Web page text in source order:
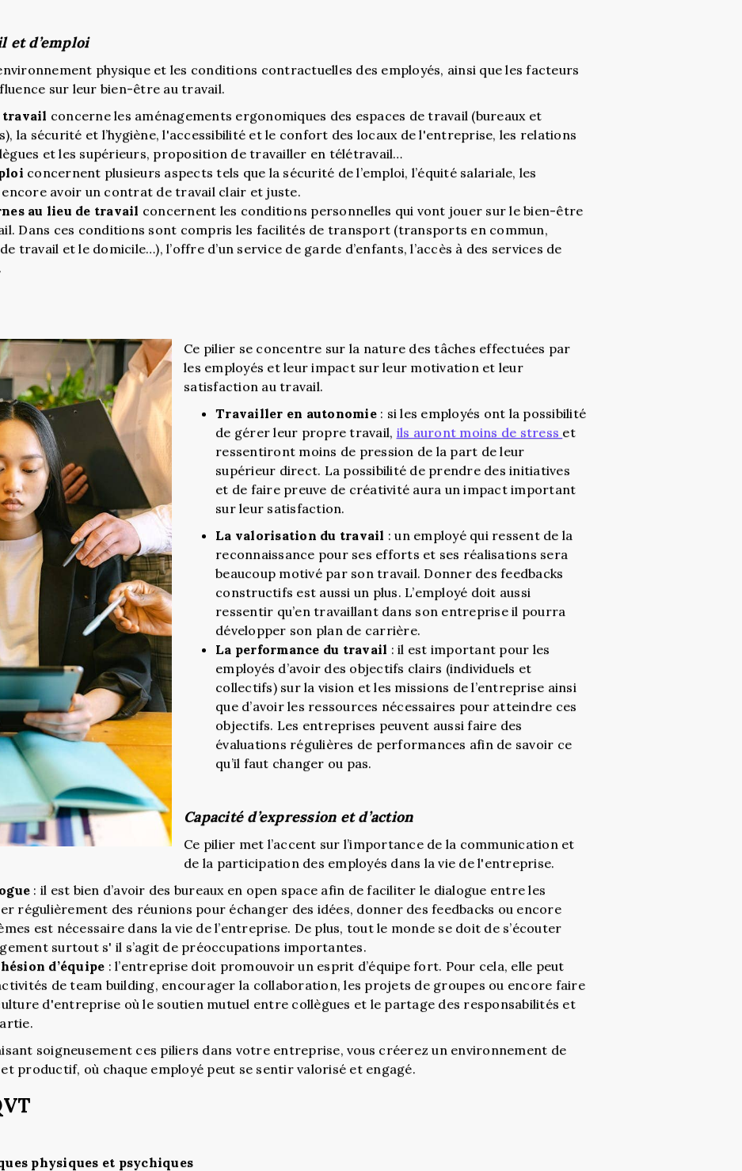
et d’emploi
physique et les conditions contractuelles des employés, ainsi que les facteurs
sur leur bien-être au travail.
travail concerne les aménagements ergonomiques des espaces de travail (bureaux et
la sécurité et l’hygiène, l'accessibilité et le confort des locaux de l'entreprise, les relations
et les supérieurs, proposition de travailler en télétravail…
concernent plusieurs aspects tels que la sécurité de l’emploi, l’équité salariale, les
encore avoir un contrat de travail clair et juste.
au lieu de travail concernent les conditions personnelles qui vont jouer sur le bien-être
Dans ces conditions sont compris les facilités de transport (transports en commun,
travail et le domicile…), l’offre d’un service de garde d’enfants, l’accès à des services de
Ce pilier se concentre sur la nature des tâches effectuées par
les employés et leur impact sur leur motivation et leur
satisfaction au travail.
Travailler en autonomie: si les employés ont la possibilité
de gérer leur propre travail, ils auront moins de stress et
ressentiront moins de pression de la part de leur
supérieur direct. La possibilité de prendre des initiatives
et de faire preuve de créativité aura un impact important
sur leur satisfaction.
La valorisation du travail : un employé qui ressent de la
reconnaissance pour ses efforts et ses réalisations sera
beaucoup motivé par son travail. Donner des feedbacks
constructifs est aussi un plus. L’employé doit aussi
ressentir qu’en travaillant dans son entreprise il pourra
développer son plan de carrière.
La performance du travail : il est important pour les
employés d’avoir des objectifs clairs (individuels et
collectifs) sur la vision et les missions de l’entreprise ainsi
que d’avoir les ressources nécessaires pour atteindre ces
objectifs. Les entreprises peuvent aussi faire des
évaluations régulières de performances afin de savoir ce
qu’il faut changer ou pas.
Capacité d’expression et d’action
Ce pilier met l’accent sur l’importance de la communication et
de la participation des employés dans la vie de l'entreprise.
: il est bien d’avoir des bureaux en open space afin de faciliter le dialogue entre les
régulièrement des réunions pour échanger des idées, donner des feedbacks ou encore
est nécessaire dans la vie de l’entreprise. De plus, tout le monde se doit de s’écouter
surtout s' il s’agit de préoccupations importantes.
d’équipe : l’entreprise doit promouvoir un esprit d’équipe fort. Pour cela, elle peut
de team building, encourager la collaboration, les projets de groupes ou encore faire
d'entreprise où le soutien mutuel entre collègues et le partage des responsabilités et
soigneusement ces piliers dans votre entreprise, vous créerez un environnement de
productif, où chaque employé peut se sentir valorisé et engagé.
physiques et psychiques